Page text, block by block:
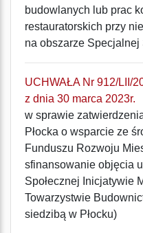
budowlanych lub prac
restauratorskich przy
na obszarze
UCHWAŁA Nr 912/LII/
z dnia 30 marca 2023r.
w sprawie
Płocka o wsparcie ze
Funduszu Rozwoju
sfinansowanie objęcia
Społecznej Inicjatywie
Towarzystwie
siedzibą w Płocku)